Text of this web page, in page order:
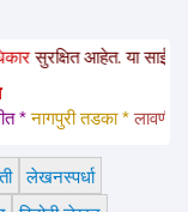
आहेत. या साईटवरचे
तडका * लावणी *
लेखनस्पर्धा